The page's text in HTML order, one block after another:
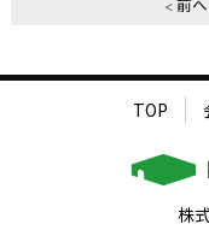
前へ
TOP
株